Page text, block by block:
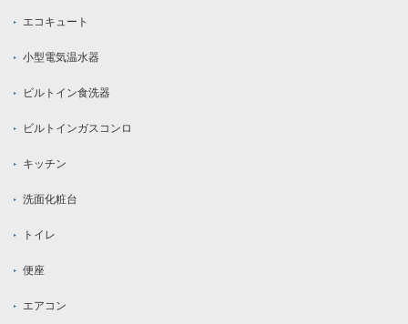
エコキュート
小型電気温水器
ビルトイン食洗器
ビルトインガスコンロ
キッチン
洗面化粧台
トイレ
便座
エアコン